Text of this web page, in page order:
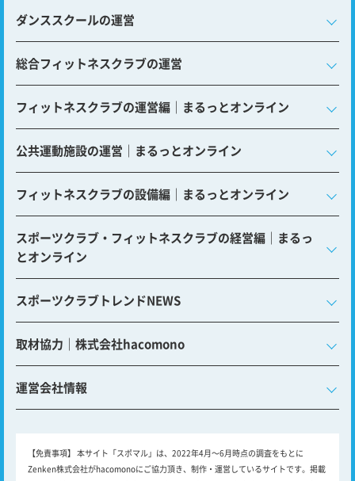
ダンススクールの運営
総合フィットネスクラブの運営
フィットネスクラブの運営編｜まるっとオンライン
公共運動施設の運営｜まるっとオンライン
フィットネスクラブの設備編｜まるっとオンライン
スポーツクラブ・フィットネスクラブの経営編｜まるっ
とオンライン
スポーツクラブトレンドNEWS
取材協力｜株式会社hacomono
運営会社情報
【免責事項】 本サイト「スポマル」は、2022年4月～6月時点の調査をもとに
Zenken株式会社がhacomonoにご協力頂き、制作・運営しているサイトです。掲載